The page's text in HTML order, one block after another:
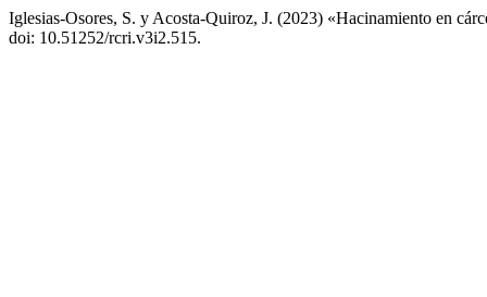
Iglesias-Osores, S. y Acosta-Quiroz, J. (2023) «Hacinamiento en
doi: 10.51252/rcri.v3i2.515.